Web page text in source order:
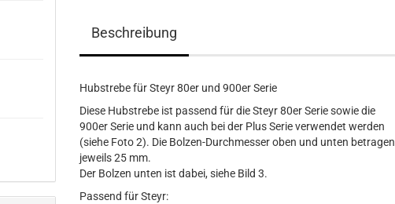
Beschreibung
Hubstrebe für Steyr 80er und 900er Serie
Diese Hubstrebe ist passend für die Steyr 80er Serie sowie die
900er Serie und kann auch bei der Plus Serie verwendet werden
(siehe Foto 2). Die Bolzen-Durchmesser oben und unten betragen
jeweils 25 mm.
Der Bolzen unten ist dabei, siehe Bild 3.
Passend für Steyr: